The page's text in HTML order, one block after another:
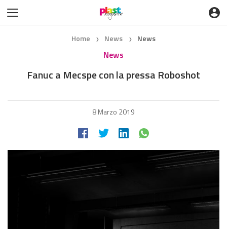
Home ❯ News ❯ News
News
Fanuc a Mecspe con la pressa Roboshot
8 Marzo 2019